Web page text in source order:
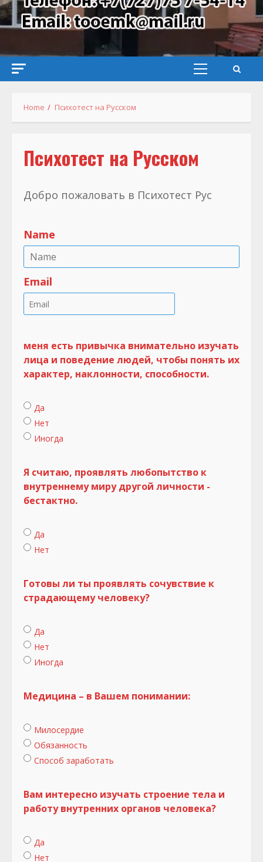
Primary
Home Психотест на Русском
Психотест на Русском
Добро пожаловать в Психотест Рус
Name
Email
меня есть привычка внимательно изучать
лица и поведение людей, чтобы понять их
характер, наклонности, способности.
Да
Нет
Иногда
Я считаю, проявлять любопытство к
внутреннему миру другой личности -
бестактно.
Да
Нет
Готовы ли ты проявлять сочувствие к
страдающему человеку?
Да
Нет
Иногда
Медицина – в Вашем понимании:
Милосердие
Обязанность
Способ заработать
Вам интересно изучать строение тела и
работу внутренних органов человека?
Да
Нет